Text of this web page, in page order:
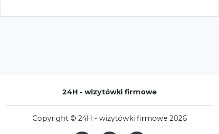
24H - wizytówki firmowe
Copyright © 24H - wizytówki firmowe 2026